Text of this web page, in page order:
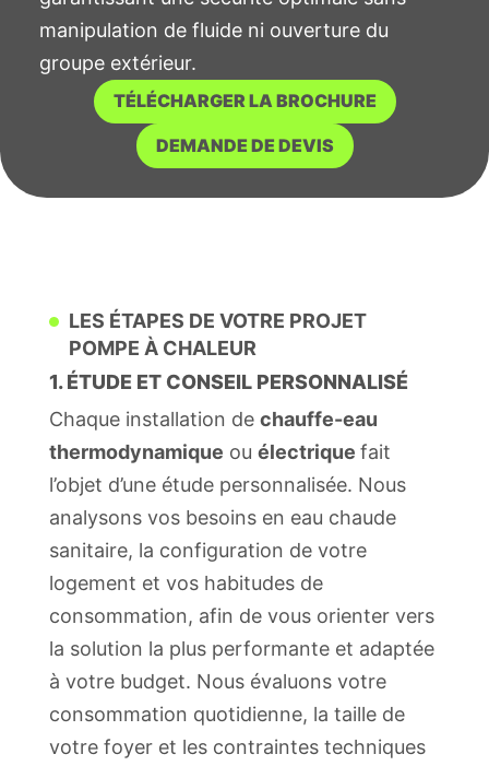
manipulation de fluide ni ouverture du
groupe extérieur.
TÉLÉCHARGER LA BROCHURE
DEMANDE DE DEVIS
LES ÉTAPES DE VOTRE PROJET
POMPE À CHALEUR
1. ÉTUDE ET CONSEIL PERSONNALISÉ
Chaque installation de chauffe-eau
thermodynamique ou électrique fait
l’objet d’une étude personnalisée. Nous
analysons vos besoins en eau chaude
sanitaire, la configuration de votre
logement et vos habitudes de
consommation, afin de vous orienter vers
la solution la plus performante et adaptée
à votre budget. Nous évaluons votre
consommation quotidienne, la taille de
votre foyer et les contraintes techniques